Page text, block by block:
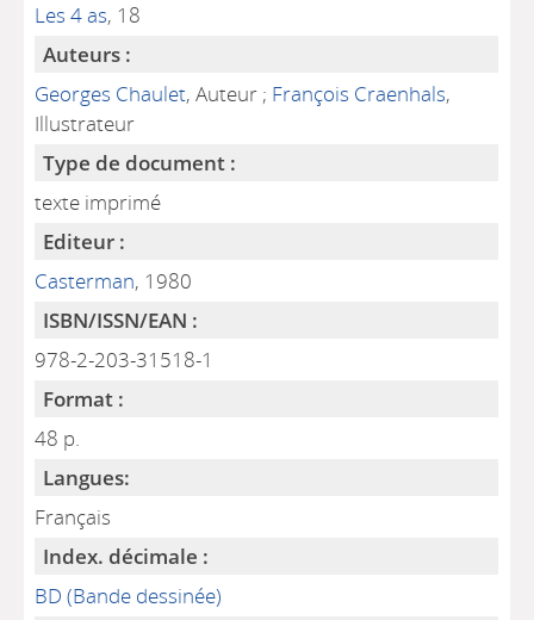
Les 4 as, 18
Auteurs :
Georges Chaulet, Auteur ; François Craenhals,
Illustrateur
Type de document :
texte imprimé
Editeur :
Casterman, 1980
ISBN/ISSN/EAN :
978-2-203-31518-1
Format :
48 p.
Langues:
Français
Index. décimale :
BD (Bande dessinée)